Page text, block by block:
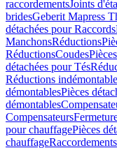
raccordementsJoints
bridesGeberit Mapress
détachées pour Raccords
ManchonsRéductions
RéductionsCoudes
détachées pour Tés
Réductions
démontablesPièces
démontables
Compensateurs
pour chauffagePièces
chauffage